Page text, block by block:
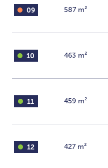
09 587 m²
10 463 m²
11 459m²
12 427 m²